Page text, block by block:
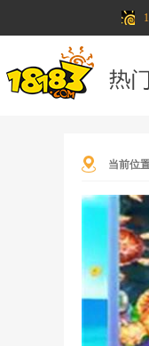
当前位